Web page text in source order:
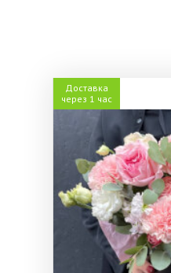
Доставка
через 1 час